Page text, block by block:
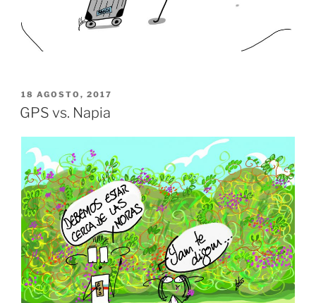
PUBLICADO
EL
18 AGOSTO, 2017
GPS vs. Napia